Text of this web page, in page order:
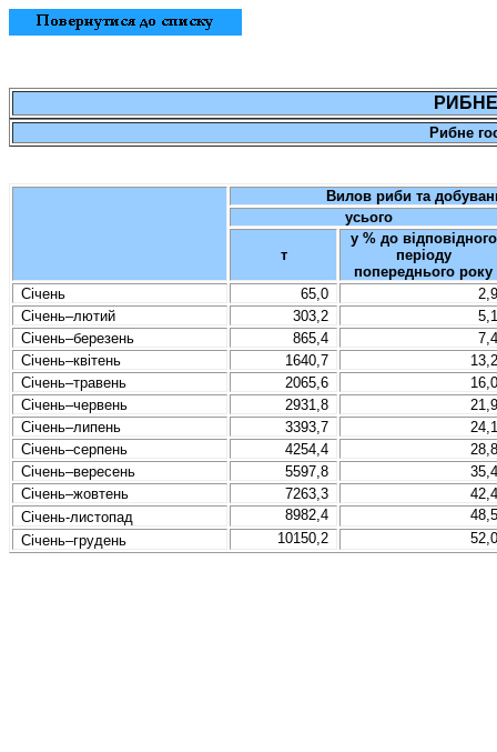
Рибне
Вилов риби та
усього
т
у % до відповідного
періоду
попереднього року
Січень
65,0
2,9
Січень–лютий 303,2
5,1
Січень–березень 865,4
7,4
Січень–квітень 1640,7
13,2
Січень–травень 2065,6
16,0
Січень–червень 2931,8
21,9
Січень–липень 3393,7
24,1
Січень–серпень 4254,4
28,8
Січень–вересень 5597,8
35,4
Січень–жовтень 7263,3
42,4
Січень-листопад 8982,4
48,5
Січень–грудень
10150,2 52,0